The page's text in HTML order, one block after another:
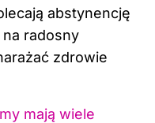
abstynencję
radosny
zdrowie
mają wiele